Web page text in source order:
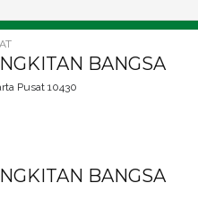
BANGSA
Pusat 10430
BANGSA